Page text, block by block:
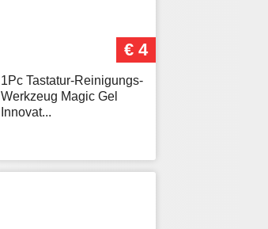
€ 4
1Pc Tastatur-Reinigungs-
Werkzeug Magic Gel
Innovat...